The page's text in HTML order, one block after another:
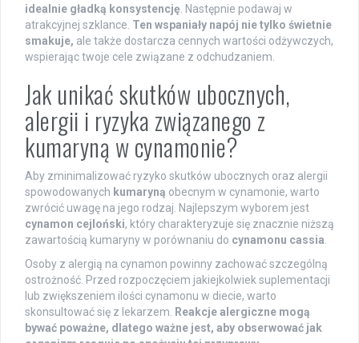
idealnie gładką konsystencję . Następnie podawaj w
atrakcyjnej szklance. Ten wspaniały napój nie tylko świetnie
smakuje, ale także dostarcza cennych wartości odżywczych,
wspierając twoje cele związane z odchudzaniem.
Jak unikać skutków ubocznych,
alergii i ryzyka związanego z
kumaryną w cynamonie?
Aby zminimalizować ryzyko skutków ubocznych oraz alergii
spowodowanych kumaryną obecnym w cynamonie, warto
zwrócić uwagę na jego rodzaj. Najlepszym wyborem jest
cynamon cejloński, który charakteryzuje się znacznie niższą
zawartością kumaryny w porównaniu do cynamonu cassia
Osoby z alergią na cynamon powinny zachować szczególną
ostrożność. Przed rozpoczęciem jakiejkolwiek suplementacji
lub zwiększeniem ilości cynamonu w diecie, warto
skonsultować się z lekarzem.
Reakcje alergiczne mogą
bywać poważne, dlatego ważne jest, aby obserwować jak